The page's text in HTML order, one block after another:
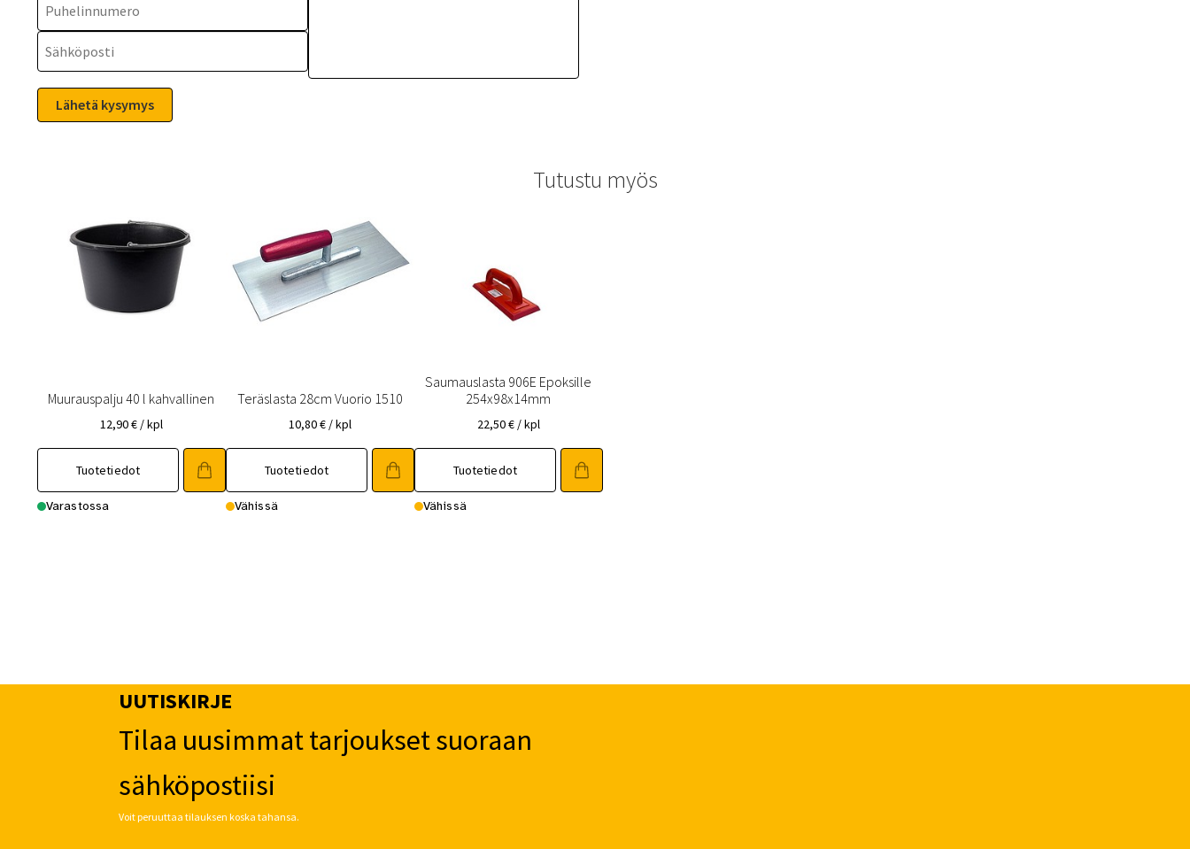
Tutustu myös
Muurauspalju 40 l kahvallinen
12,90€ / kpl
Tuotetiedot
Varastossa
Teräslasta 28cm Vuorio 1510
10,80€ / kpl
Tuotetiedot
Vähissä
Saumauslasta 906E Epoksille
254x98x14mm
22,50€ / kpl
Tuotetiedot
Vähissä
UUTISKIRJE
Tilaa uusimmat tarjoukset suoraan
sähköpostiisi
Voit peruuttaa tilauksen koska tahansa.